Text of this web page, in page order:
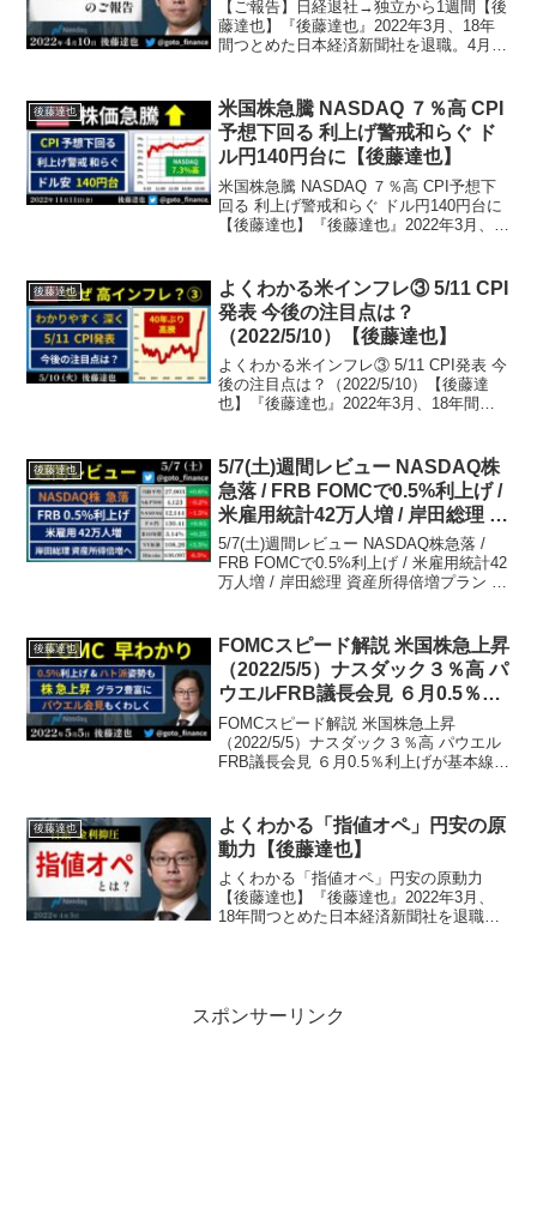
【ご報告】日経退社→独立から1週間【後
藤達也】『後藤達也』2022年3月、18年
間つとめた日本経済新聞社を退職。4月か
TwitterやTikTok、noteほか、テレビや新
興...
後藤達也
米国株急騰 NASDAQ ７％高 CPI
予想下回る 利上げ警戒和らぐ ド
ル円140円台に【後藤達也】
米国株急騰 NASDAQ ７％高 CPI予想下
回る 利上げ警戒和らぐ ドル円140円台に
【後藤達也】『後藤達也』2022年3月、
を「早く、簡潔に、偏りなく」発信。T...
後藤達也
よくわかる米インフレ③ 5/11 CPI
発表 今後の注目点は？
（2022/5/10）【後藤達也】
よくわかる米インフレ③ 5/11 CPI発表 今
後の注目点は？（2022/5/10）【後藤達
也】『後藤達也』2022年3月、18年間つ
く、簡潔に、偏りなく」発信。Twi...
後藤達也
5/7(土)週間レビュー NASDAQ株
急落 / FRB FOMCで0.5%利上げ /
米雇用統計42万人増 / 岸田総理 資
産所得倍増プラン / 円安・米長期
金利上昇【後藤達也】
5/7(土)週間レビュー NASDAQ株急落 /
FRB FOMCで0.5%利上げ / 米雇用統計42
万人増 / 岸田総理 資産所得倍増プラン /
本経済新聞社を...
後藤達也
FOMCスピード解説 米国株急上昇
（2022/5/5）ナスダック３％高 パ
ウエルFRB議長会見 ６月0.5％利
上げが基本線【後藤達也】
FOMCスピード解説 米国株急上昇
（2022/5/5）ナスダック３％高 パウエル
FRB議長会見 ６月0.5％利上げが基本線
月からフリーランスで、投資・経済情報
を...
後藤達也
よくわかる「指値オペ」円安の原
動力【後藤達也】
よくわかる「指値オペ」円安の原動力
【後藤達也】『後藤達也』2022年3月、
18年間つとめた日本経済新聞社を退職。4
スポンサーリンク